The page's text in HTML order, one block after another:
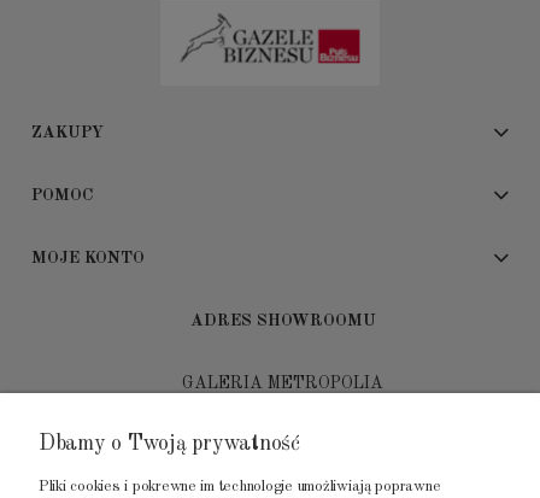
ZAKUPY
POMOC
MOJE KONTO
ADRES SHOWROOMU
GALERIA METROPOLIA
80-452 Gdańsk
tel.: 502 104 104
Dbamy o Twoją prywatność
Pliki cookies i pokrewne im technologie umożliwiają poprawne